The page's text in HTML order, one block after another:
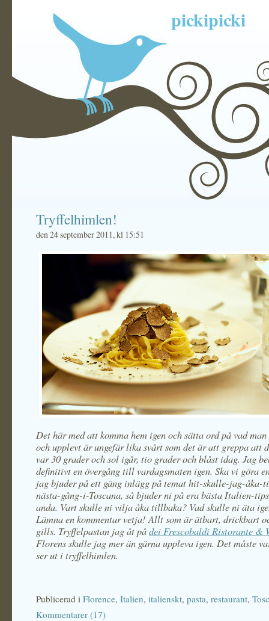
pickipicki
Tryffelhimlen!
den 24 september 2011, kl 15:51
Det här med att komma hem igen och sätta ord på vad
och upplevt är ungefär lika svårt som det är att greppa att
var 30 grader och sol igår, tio grader och blåst idag. Jag
definitivt en övergång till vardagsmaten igen. Ska vi göra
jag bjuder på ett gäng inlägg på temat hit-skulle-jag-åka-
nästa-gång-i-Toscana, så bjuder ni på era bästa Italien-
anda. Vart skulle ni vilja åka tillbaka? Vad skulle ni äta
Lämna en kommentar vetja! Allt som är ätbart, drickbart
gills. Tryffelpastan jag åt pådei Frescobaldi Ristorante &
Florens skulle jag mer än gärna uppleva igen. Det måste
ser ut i tryffelhimlen.
Publicerad i Florence, Italien, italienskt, pasta, restaurant,
Kommentarer (17)